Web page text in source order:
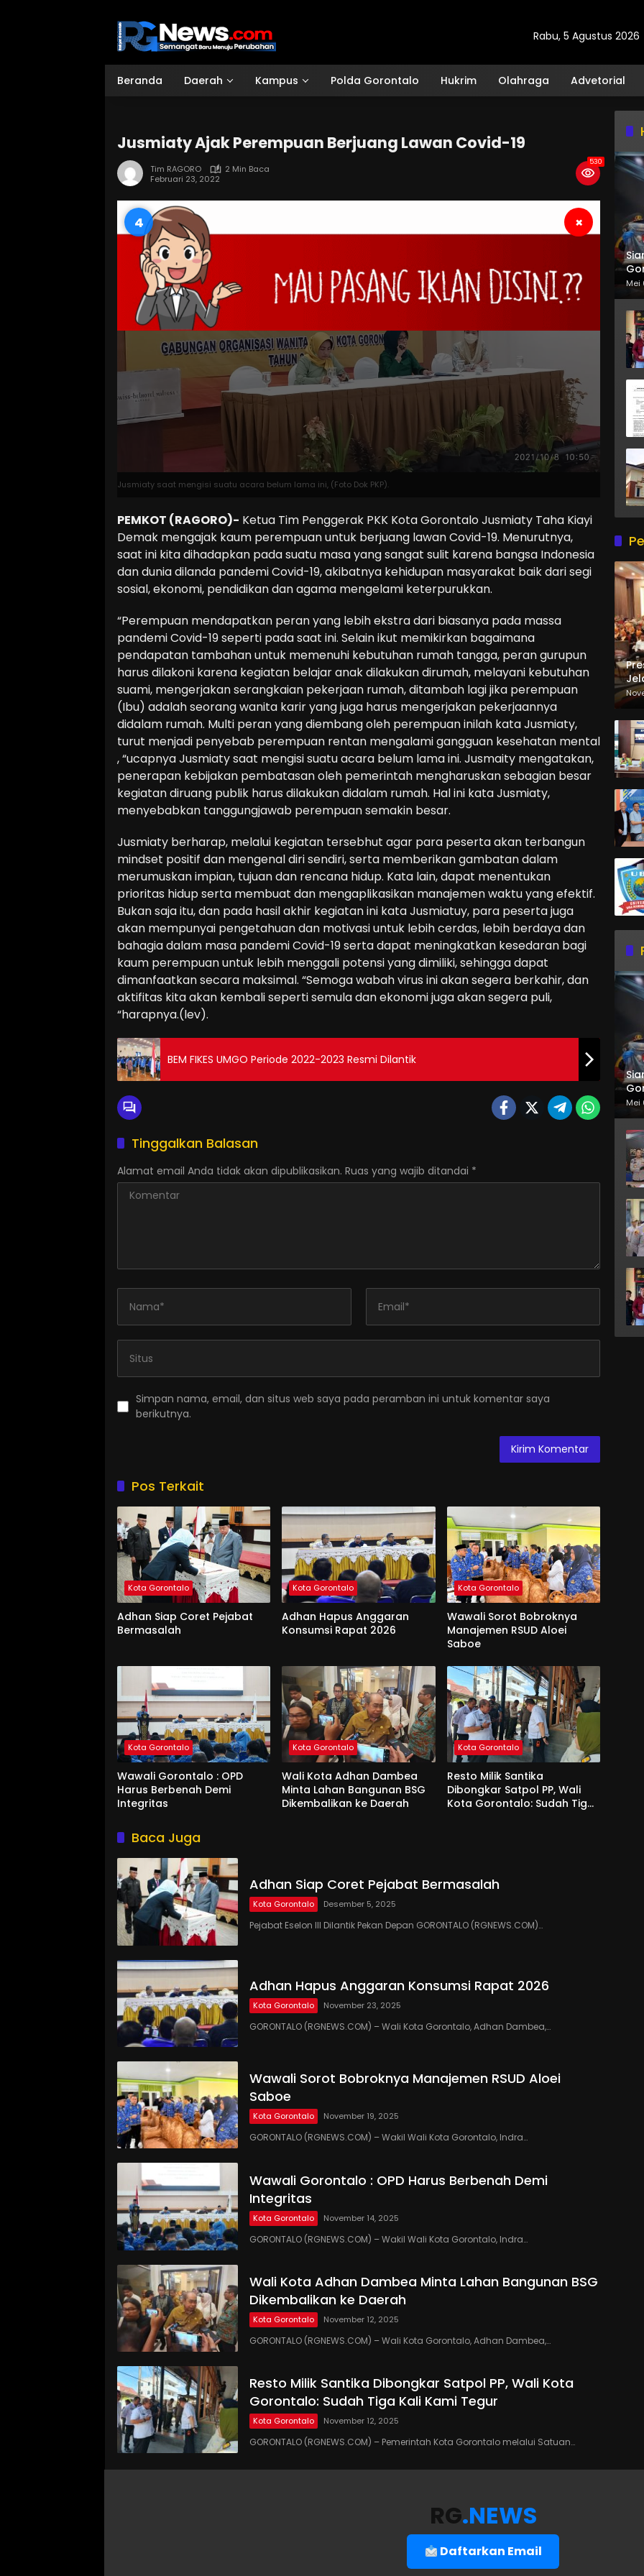
Rabu, 5 Agustus 2026
Beranda Daerah Kampus Polda Gorontalo Hukrim Olahraga Advetorial
Jusmiaty Ajak Perempuan Berjuang Lawan Covid-19
Tim RAGORO
2 Min Baca
Februari 23, 2022
530
3 ×
Jusmiaty saat mengisi suatu acara belum lama ini, (Foto Dok PKP).
PEMKOT (RAGORO)- Ketua Tim Penggerak PKK Kota Gorontalo Jusmiaty Taha Kiayi
Demak mengajak kaum perempuan untuk berjuang lawan Covid-19. Menurutnya,
saat ini kita dihadapkan pada suatu masa yang sangat sulit karena bangsa Indonesia
dan dunia dilanda pandemi Covid-19, akibatnya kehidupan masyarakat baik dari segi
sosial, ekonomi, pendidikan dan agama mengelami keterpurukkan.
“Perempuan mendapatkan peran yang lebih ekstra dari biasanya pada massa
pandemi Covid-19 seperti pada saat ini. Selain ikut memikirkan bagaimana
pendapatan tambahan untuk memenuhi kebutuhan rumah tangga, peran gurupun
harus dilakoni karena kegiatan belajar anak dilakukan dirumah, melayani kebutuhan
suami, mengerjakan serangkaian pekerjaan rumah, ditambah lagi jika perempuan
(Ibu) adalah seorang wanita karir yang juga harus mengerjakan pekerjaannya
didalam rumah. Multi peran yang diembang oleh perempuan inilah kata Jusmiaty,
turut menjadi penyebab perempuan rentan mengalami gangguan kesehatan mental
, “ucapnya Jusmiaty saat mengisi suatu acara belum lama ini. Jusmaity mengatakan,
penerapan kebijakan pembatasan oleh pemerintah mengharuskan sebagian besar
kegiatan diruang publik harus dilakukan didalam rumah. Hal ini kata Jusmiaty,
menyebabkan tanggungjawab perempuan semakin besar.
Jusmiaty berharap, melalui kegiatan tersebhut agar para peserta akan terbangun
mindset positif dan mengenal diri sendiri, serta memberikan gambatan dalam
merumuskan impian, tujuan dan rencana hidup. Kata lain, dapat menentukan
prioritas hidup serta membuat dan mengaplikasikan manajemen waktu yang efektif.
Bukan saja itu, dan pada hasil akhir kegiatan ini kata Jusmiatuy, para peserta juga
akan mempunyai pengetahuan dan motivasi untuk lebih cerdas, lebih berdaya dan
bahagia dalam masa pandemi Covid-19 serta dapat meningkatkan kesedaran bagi
kaum perempuan untuk lebih menggali potensi yang dimiliki, sehingga dapat
dimanfaatkan secara maksimal. “Semoga wabah virus ini akan segera berkahir, dan
aktifitas kita akan kembali seperti semula dan ekonomi juga akan segera puli,
“harapnya.(lev).
BEM FIKES UMGO Periode 2022-2023 Resmi Dilantik
Tinggalkan Balasan
Alamat email Anda tidak akan dipublikasikan. Ruas yang wajib ditandai *
Simpan nama, email, dan situs web saya pada peramban ini untuk komentar saya
berikutnya.
Pos Terkait
Kota Gorontalo
Adhan Siap Coret Pejabat
Bermasalah
Kota Gorontalo
Adhan Hapus Anggaran
Konsumsi Rapat 2026
Kota Gorontalo
Wawali Sorot Bobroknya
Manajemen RSUD Aloei
Saboe
Kota Gorontalo
Wawali Gorontalo : OPD
Harus Berbenah Demi
Integritas
Kota Gorontalo
Wali Kota Adhan Dambea
Minta Lahan Bangunan BSG
Dikembalikan ke Daerah
Kota Gorontalo
Resto Milik Santika
Dibongkar Satpol PP, Wali
Kota Gorontalo: Sudah Tiga
Baca Juga
Adhan Siap Coret Pejabat Bermasalah
Kota Gorontalo Desember 5, 2025
Pejabat Eselon III Dilantik Pekan Depan GORONTALO (RGNEWS.COM)…
Adhan Hapus Anggaran Konsumsi Rapat 2026
Kota Gorontalo November 23, 2025
GORONTALO (RGNEWS.COM) – Wali Kota Gorontalo, Adhan Dambea,…
Wawali Sorot Bobroknya Manajemen RSUD Aloei
Saboe
Kota Gorontalo November 19, 2025
GORONTALO (RGNEWS.COM) – Wakil Wali Kota Gorontalo, Indra…
Wawali Gorontalo : OPD Harus Berbenah Demi
Integritas
Kota Gorontalo November 14, 2025
GORONTALO (RGNEWS.COM) – Wakil Wali Kota Gorontalo, Indra…
Wali Kota Adhan Dambea Minta Lahan Bangunan BSG
Dikembalikan ke Daerah
Kota Gorontalo November 12, 2025
GORONTALO (RGNEWS.COM) – Wali Kota Gorontalo, Adhan Dambea,…
Resto Milik Santika Dibongkar Satpol PP, Wali Kota
Gorontalo: Sudah Tiga Kali Kami Tegur
Kota Gorontalo November 12, 2025
GORONTALO (RGNEWS.COM) – Pemerintah Kota Gorontalo melalui Satuan…
Mei
Mei
RG.NEWS
Daftarkan Email